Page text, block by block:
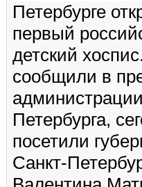
Петербурге
первый
детский
сообщили в
Петербурга,
посетили
Санкт-